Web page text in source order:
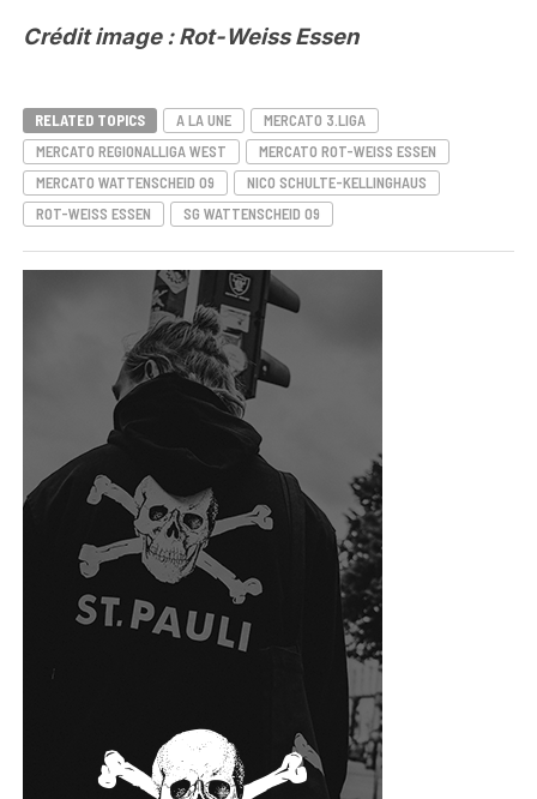
Crédit image : Rot-Weiss Essen
RELATED TOPICS A LA UNE
MERCATO 3.LIGA
MERCATO REGIONALLIGA WEST
MERCATO ROT-WEISS ESSEN
MERCATO WATTENSCHEID 09
NICO SCHULTE-KELLINGHAUS
ROT-WEISS ESSEN
SG WATTENSCHEID 09